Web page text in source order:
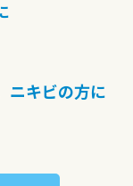
ニキビの方に